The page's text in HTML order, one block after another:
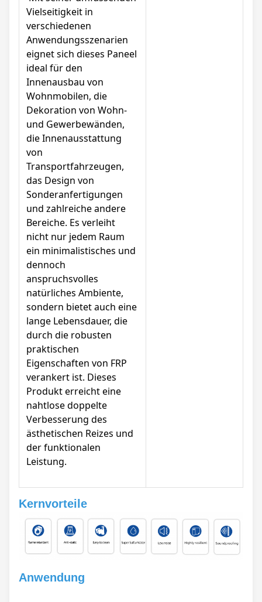
Vielseitigkeit in
verschiedenen
Anwendungsszenarien
eignet sich dieses Paneel
ideal für den
Innenausbau von
Wohnmobilen, die
Dekoration von Wohn-
und Gewerbewänden,
die Innenausstattung
von
Transportfahrzeugen,
das Design von
Sonderanfertigungen
und zahlreiche andere
Bereiche. Es verleiht
nicht nur jedem Raum
ein minimalistisches und
dennoch
anspruchsvolles
natürliches Ambiente,
sondern bietet auch eine
lange Lebensdauer, die
durch die robusten
praktischen
Eigenschaften von FRP
verankert ist. Dieses
Produkt erreicht eine
nahtlose doppelte
Verbesserung des
ästhetischen Reizes und
der funktionalen
Leistung.
Kernvorteile
Anwendung